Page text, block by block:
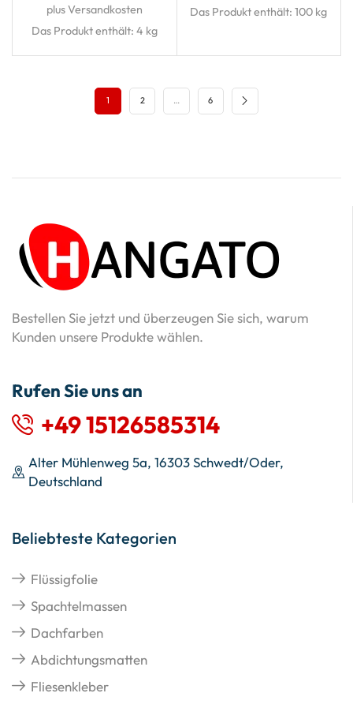
plus Versandkosten
Das Produkt enthält: 4 kg
Das Produkt enthält: 100 kg
1 2 … 6
Bestellen Sie jetzt und überzeugen Sie sich, warum
Kunden unsere Produkte wählen.
Rufen Sie uns an
+49 15126585314
Alter Mühlenweg 5a, 16303 Schwedt/Oder,
Deutschland
Beliebteste Kategorien
Flüssigfolie
Spachtelmassen
Dachfarben
Abdichtungsmatten
Fliesenkleber